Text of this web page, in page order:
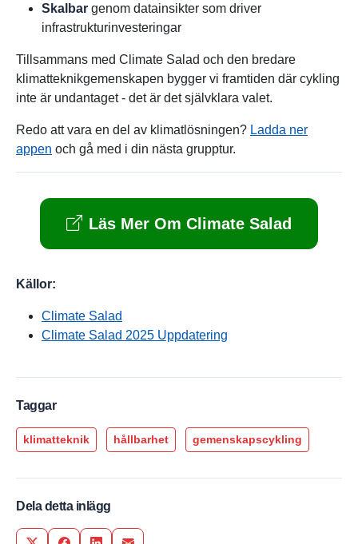
Skalbar genom datainsikter som driver
infrastrukturinvesteringar
Tillsammans med Climate Salad och den bredare
klimatteknikgemenskapen bygger vi framtiden där cykling
inte är undantaget - det är det självklara valet.
Redo att vara en del av klimatlösningen? Ladda ner
appen och gå med i din nästa grupptur.
Läs Mer Om Climate Salad
Källor:
Climate Salad
Climate Salad 2025 Uppdatering
Taggar
klimatteknik hållbarhet gemenskapscykling
Dela detta inlägg